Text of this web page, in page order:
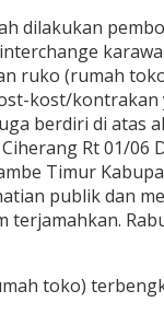
dilakukan
ruko (rumah
kost/kontrakan
berdiri di atas
Rt 01/06
Timur
publik dan
terjamahkan.
toko)